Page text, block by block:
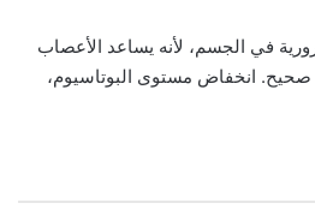
في الجسم، لأنه يساعد الأعصاب
انخفاض مستوى البوتاسيوم،